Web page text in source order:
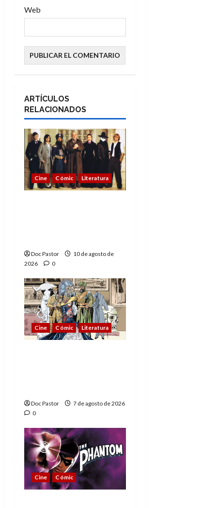
s
Web
ARTÍCULOS
RELACIONADOS
Cine Cómic Literatura
Doc Pastor
10 de agosto de
2026
0
Cine Cómic Literatura
Doc Pastor
7 de agosto de 2026
0
Cine Cómic